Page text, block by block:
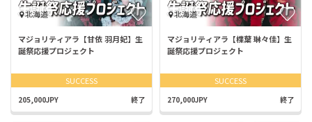
北海道
マジョリティアラ【甘依 羽月妃】生
誕祭応援プロジェクト
SUCCESS
205,000JPY 終了
北海道
マジョリティアラ【楪葉 琳々佳】生
誕祭応援プロジェクト
SUCCESS
270,000JPY 終了